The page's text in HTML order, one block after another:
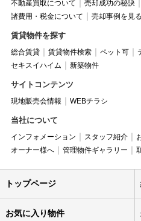
不動産買取について
売却成功の秘訣
諸費用・税金について
売却事例を見る
賃貸物件を探す
総合賃貸 賃貸物件検索 ペット可
セキスイハイム
新築物件
サイトコンテンツ
現地販売会情報 WEBチラシ
当社について
インフォメーション スタッフ紹介
オーナー様へ
管理物件ギャラリー
トップページ
お気に入り物件